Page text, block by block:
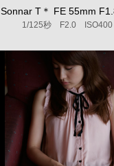
Sonnar T＊ FE 55mm
1/125秒 F2.0 ISO400